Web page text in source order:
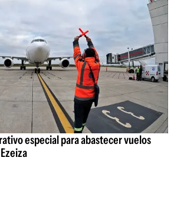
especial para abastecer vuelos